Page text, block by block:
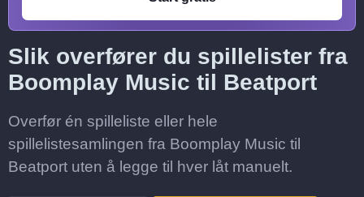
Slik overfører du spillelister fra
Boomplay Music til Beatport
Overfør én spilleliste eller hele
spillelistesamlingen fra Boomplay Music til
Beatport uten å legge til hver låt manuelt.